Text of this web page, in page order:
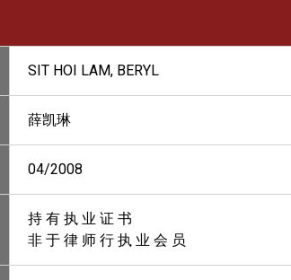
SIT HOI LAM, BERYL
薛凯琳
04/2008
持 有 执 业 证 书
非 于 律 师 行 执 业 会 员